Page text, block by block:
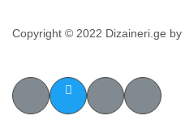
Copyright © 2022 Dizaineri.ge by